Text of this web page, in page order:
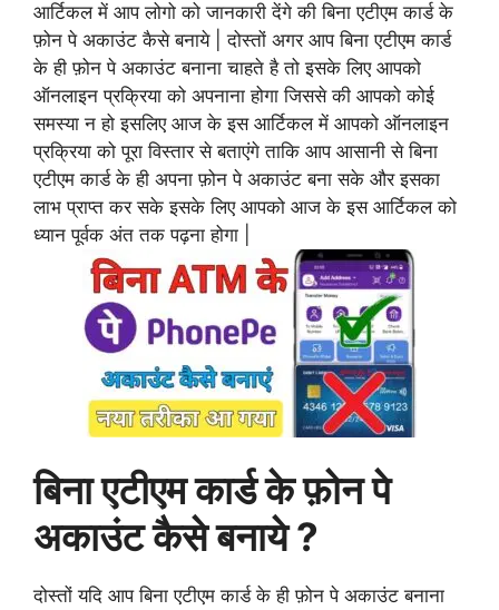
आर्टिकल में आप लोगो को जानकारी देंगे की बिना एटीएम कार्ड के
फ़ोन पे अकाउंट कैसे बनाये | दोस्तों अगर आप बिना एटीएम कार्ड
के ही फ़ोन पे अकाउंट बनाना चाहते है तो इसके लिए आपको
ऑनलाइन प्रक्रिया को अपनाना होगा जिससे की आपको कोई
समस्या न हो इसलिए आज के इस आर्टिकल में आपको ऑनलाइन
प्रक्रिया को पूरा विस्तार से बताएंगे ताकि आप आसानी से बिना
एटीएम कार्ड के ही अपना फ़ोन पे अकाउंट बना सके और इसका
लाभ प्राप्त कर सके इसके लिए आपको आज के इस आर्टिकल को
ध्यान पूर्वक अंत तक पढ़ना होगा |
बिना एटीएम कार्ड के फ़ोन पे
अकाउंट कैसे बनाये ?
दोस्तों यदि आप बिना एटीएम कार्ड के ही फ़ोन पे अकाउंट बनाना